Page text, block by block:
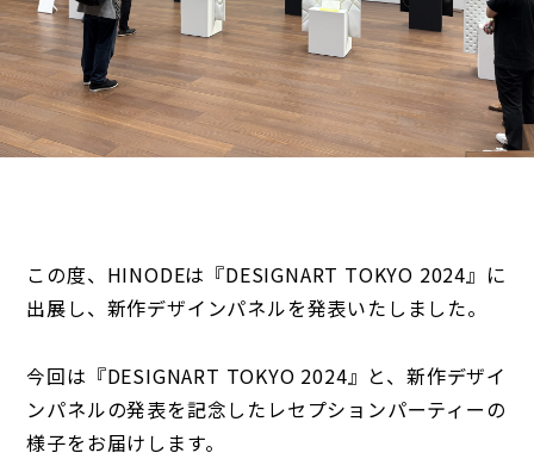
この度、HINODEは『DESIGNART TOKYO 2024』に
出展し、新作デザインパネルを発表いたしました。
今回は『DESIGNART TOKYO 2024』と、新作デザイ
ンパネルの発表を記念したレセプションパーティーの
様子をお届けします。